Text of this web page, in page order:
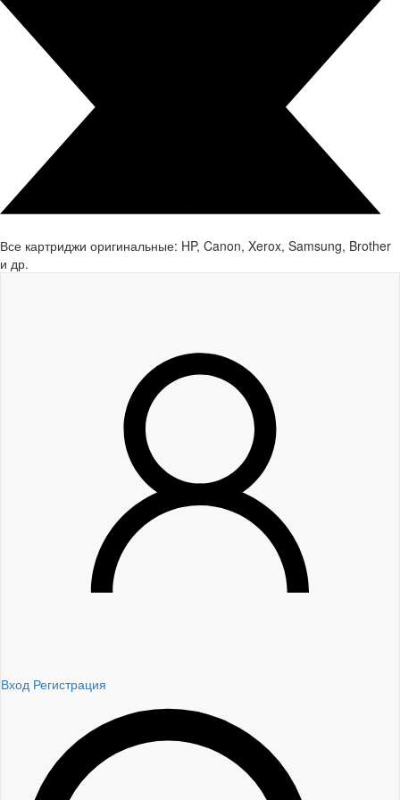
Все картриджи оригинальные: HP, Canon, Xerox, Samsung, Brother
и др.
Вход Регистрация